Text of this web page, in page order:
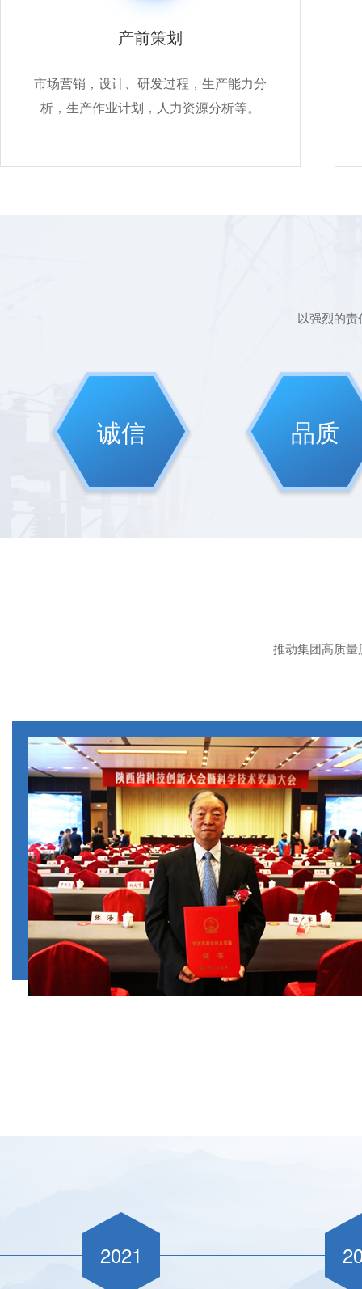
产前策划
市场营销，设计、研发过程，生产能力分
析，生产作业计划，人力资源分析等。
以强烈的
诚信 品质
推动集团高质
2021